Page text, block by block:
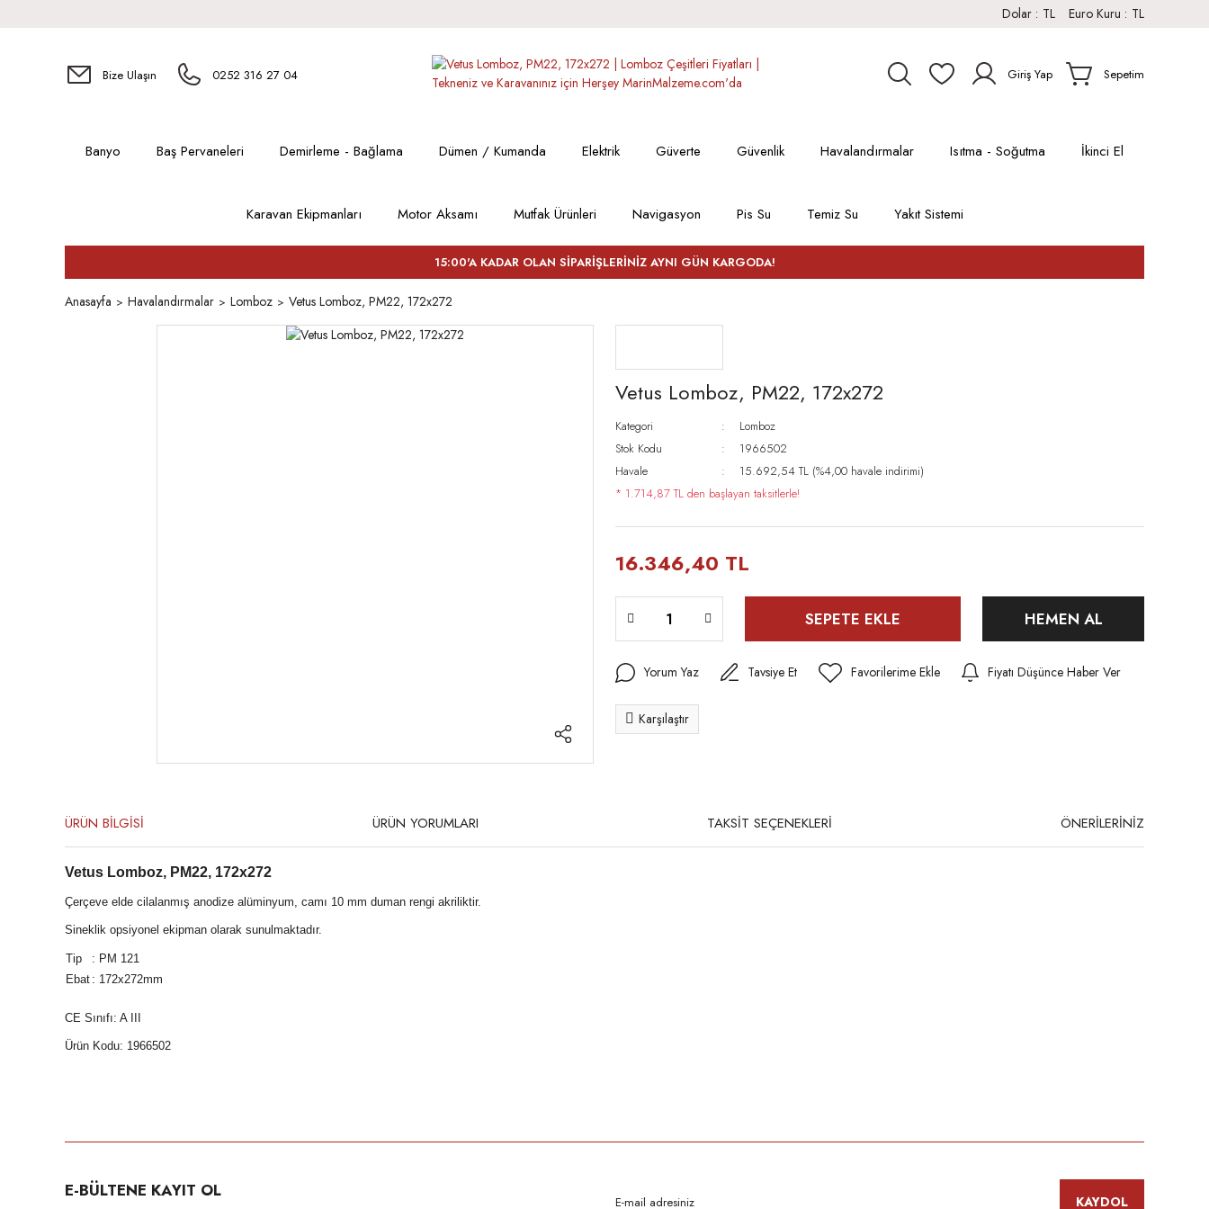
Dolar : TL Euro Kuru : TL
Bize Ulaşın 0252 316 27 04 Giriş Yap Sepetim
Banyo Baş Pervaneleri Demirleme - Bağlama Dümen / Kumanda Elektrik Güverte Güvenlik Havalandırmalar Isıtma - Soğutma İkinci El
Karavan Ekipmanları Motor Aksamı Mutfak Ürünleri Navigasyon Pis Su Temiz Su Yakıt Sistemi
15:00'A KADAR OLAN SİPARİŞLERİNİZ AYNI GÜN KARGODA!
Anasayfa Havalandırmalar Lomboz Vetus Lomboz, PM22, 172x272
Vetus Lomboz, PM22, 172x272
Kategori
Lomboz
Stok Kodu
1966502
Havale
15.692,54 TL (%4,00 havale indirimi)
* 1.714,87 TL den başlayan taksitlerle!
16.346,40 TL
SEPETE EKLE HEMEN AL
Yorum Yaz Tavsiye Et Fiyatı Düşünce Haber Ver
Karşılaştır
ÜRÜN BİLGİSİ ÜRÜN YORUMLARI TAKSİT SEÇENEKLERİ ÖNERİLERİNİZ
Vetus Lomboz, PM22, 172x272
Çerçeve elde cilalanmış anodize alüminyum, camı 10 mm duman rengi akriliktir.
Sineklik opsiyonel ekipman olarak sunulmaktadır.
Tip
: PM 121
Ebat : 172x272mm
CE Sınıfı: A III
Ürün Kodu: 1966502
Ürün açıklamasında eksik bilgiler bulunuyor.
E-BÜLTENE KAYIT OL
KAYDOL